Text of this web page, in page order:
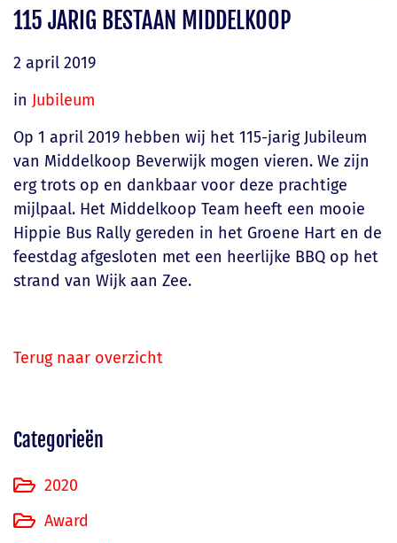
115 JARIG BESTAAN MIDDELKOOP
2 april 2019
in Jubileum
Op 1 april 2019 hebben wij het 115-jarig Jubileum
van Middelkoop Beverwijk mogen vieren. We zijn
erg trots op en dankbaar voor deze prachtige
mijlpaal. Het Middelkoop Team heeft een mooie
Hippie Bus Rally gereden in het Groene Hart en de
feestdag afgesloten met een heerlijke BBQ op het
strand van Wijk aan Zee.
Terug naar overzicht
Categorieën
2020
Award